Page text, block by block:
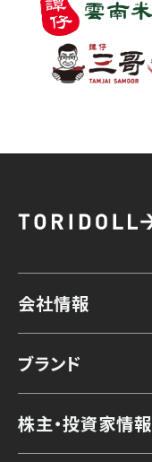
会社情報
ブランド
株主・投資家情報